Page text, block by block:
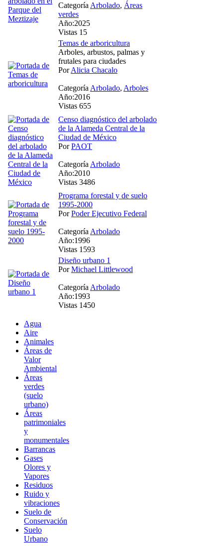
Categoría Arbolado, Áreas
verdes
Año:2025
Vistas 15
Temas de arboricultura
Arboles, arbustos, palmas y
frutales para ciudades
PorAlicia Chacalo
Categoría Arbolado, Arboles
Año:2016
Vistas 655
Censo diagnóstico del arbolado
de la Alameda Central de la
Ciudad de México
PorPAOT
Categoría Arbolado
Año:2010
Vistas 3486
Programa forestal y de suelo
1995-2000
PorPoder Ejecutivo Federal
Categoría Arbolado
Año:1996
Vistas 1593
Diseño urbano 1
PorMichael Littlewood
Categoría Arbolado
Año:1993
Vistas 1450
Agua
Aire
Animales
Áreas de
Valor
Ambiental
Áreas
verdes
(suelo
urbano)
Áreas
patrimoniales
y
monumentales
Barrancas
Gases
Olores y
Vapores
Residuos
Ruido y
vibraciones
Suelo de
Conservación
Suelo
Urbano